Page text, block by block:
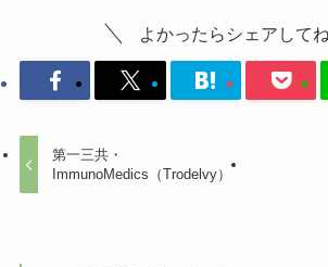
よかったらシェアしてね
第一三共・
ImmunoMedics（Trodelvy）